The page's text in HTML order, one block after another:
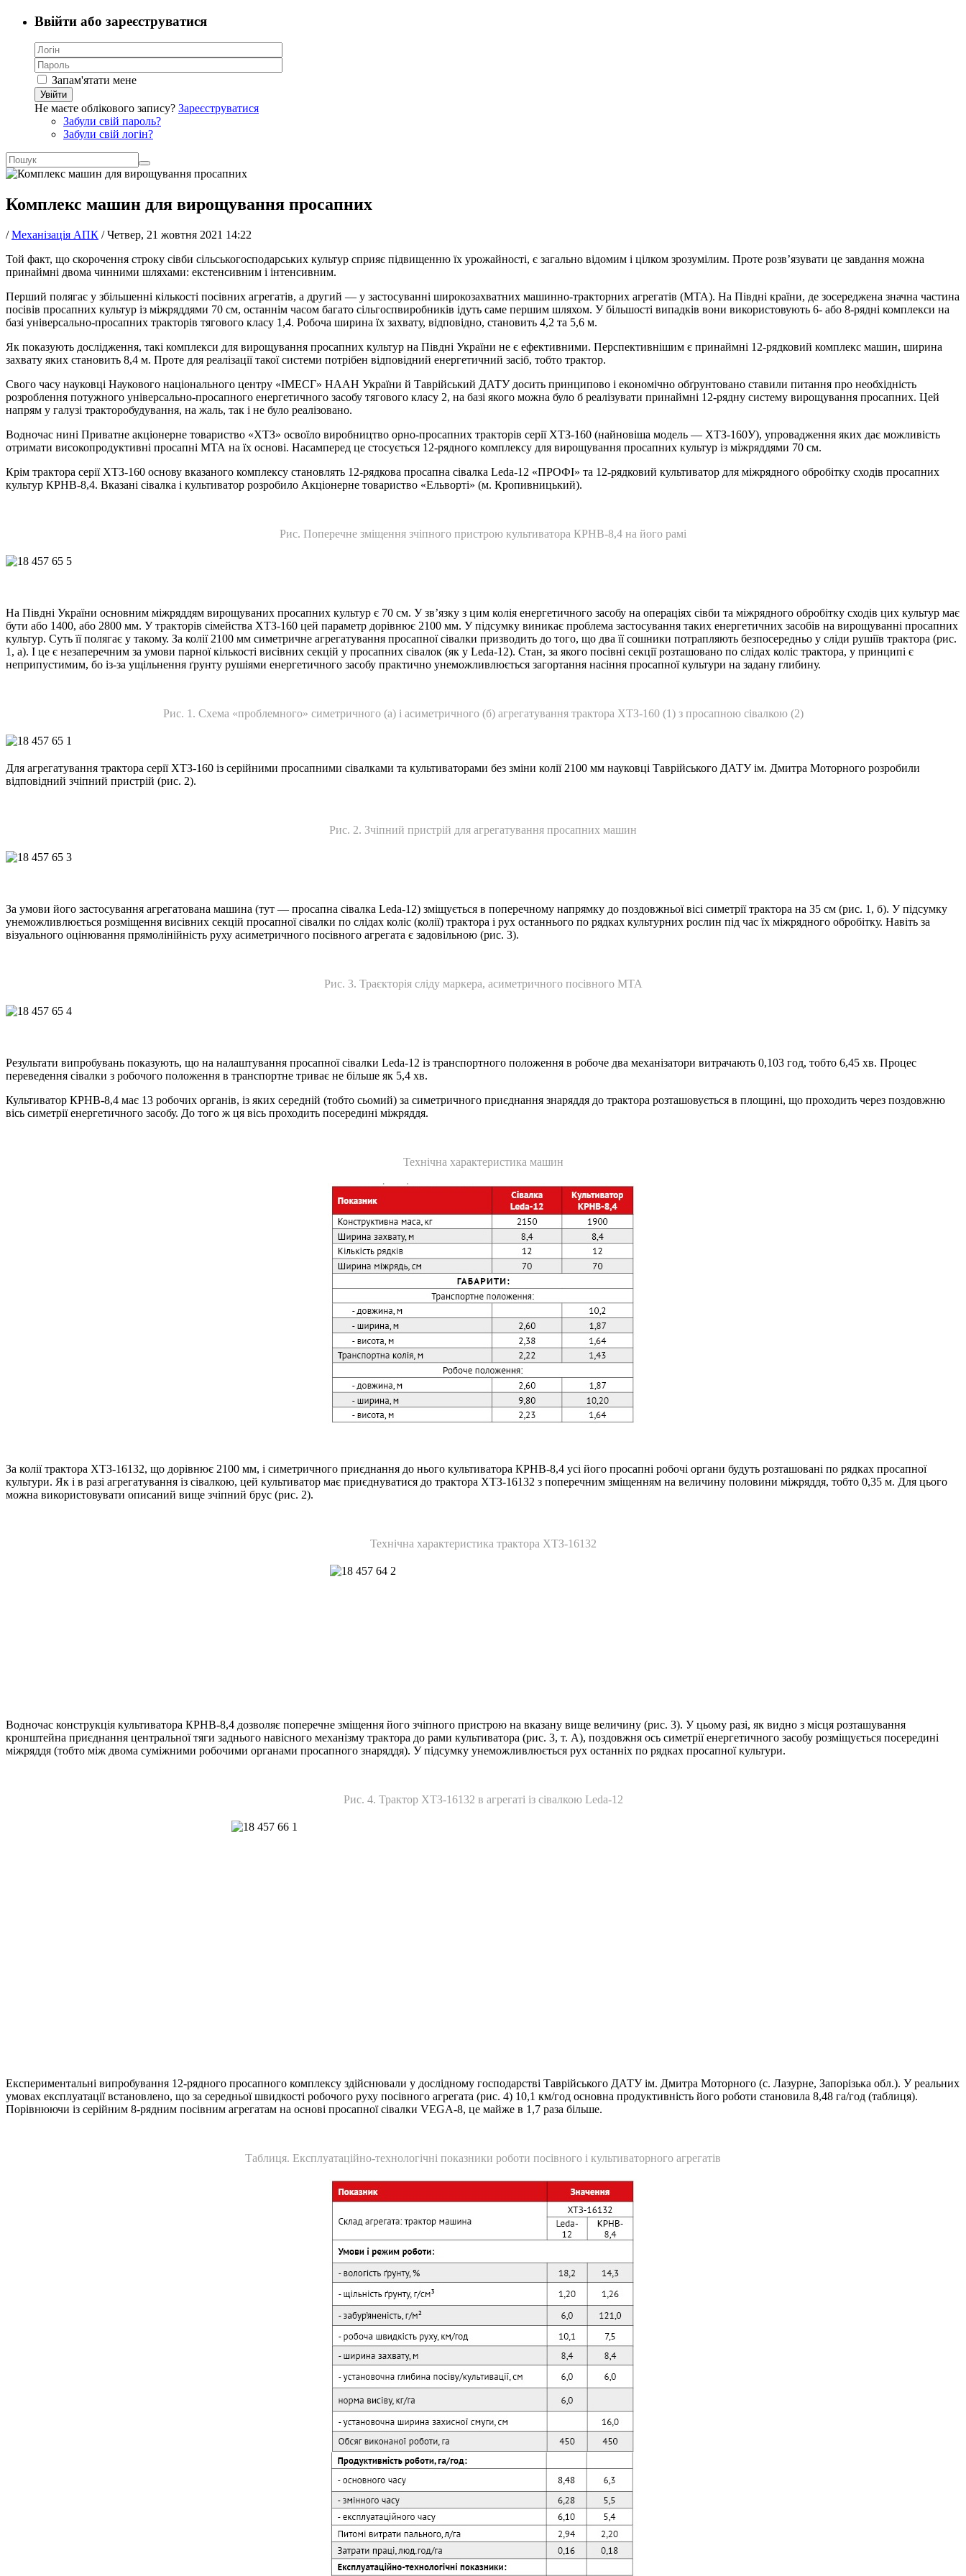
Ввійти або зареєструватися
Запам'ятати мене
Увійти
Не маєте облікового запису? Зареєструватися
Забули свій пароль?
Забули свій логін?
Комплекс машин для вирощування просапних
/ Механізація АПК /Четвер, 21 жовтня 2021 14:22
Той факт, що скорочення строку сівби сільськогосподарських культур сприяє підвищенню їх урожайності, є загально відомим і цілком зрозумілим. Проте розв’язувати це завдання можна
принаймні двома чинними шляхами: екстенсивним і інтенсивним.
Перший полягає у збільшенні кількості посівних агрегатів, а другий — у застосуванні широкозахватних машинно-тракторних агрегатів (МТА). На Півдні країни, де зосереджена значна частина
посівів просапних культур із міжряддями 70 см, останнім часом багато сільгоспвиробників ідуть саме першим шляхом. У більшості випадків вони використовують 6- або 8-рядні комплекси на
базі універсально-просапних тракторів тягового класу 1,4. Робоча ширина їх захвату, відповідно, становить 4,2 та 5,6 м.
Як показують дослідження, такі комплекси для вирощування просапних культур на Півдні України не є ефективними. Перспективнішим є принаймні 12-рядковий комплекс машин, ширина
захвату яких становить 8,4 м. Проте для реалізації такої системи потрібен відповідний енергетичний засіб, тобто трактор.
Свого часу науковці Наукового національного центру «ІМЕСГ» НААН України й Таврійський ДАТУ досить принципово і економічно обґрунтовано ставили питання про необхідність
розроблення потужного універсально-просапного енергетичного засобу тягового класу 2, на базі якого можна було б реалізувати принаймні 12-рядну систему вирощування просапних. Цей
напрям у галузі тракторобудування, на жаль, так і не було реалізовано.
Водночас нині Приватне акціонерне товариство «ХТЗ» освоїло виробництво орно-просапних тракторів серії ХТЗ-160 (найновіша модель — ХТЗ-160У), упровадження яких дає можливість
отримати високопродуктивні просапні МТА на їх основі. Насамперед це стосується 12-рядного комплексу для вирощування просапних культур із міжряддями 70 см.
Крім трактора серії ХТЗ-160 основу вказаного комплексу становлять 12-рядкова просапна сівалка Leda-12 «ПРОФІ» та 12-рядковий культиватор для міжрядного обробітку сходів просапних
культур КРНВ-8,4. Вказані сівалка і культиватор розробило Акціонерне товариство «Ельворті» (м. Кропивницький).
Рис. Поперечне зміщення зчіпного пристрою культиватора КРНВ-8,4 на його рамі
На Півдні України основним міжряддям вирощуваних просапних культур є 70 см. У зв’язку з цим колія енергетичного засобу на операціях сівби та міжрядного обробітку сходів цих культур має
бути або 1400, або 2800 мм. У тракторів сімейства ХТЗ-160 цей параметр дорівнює 2100 мм. У підсумку виникає проблема застосування таких енергетичних засобів на вирощуванні просапних
культур. Суть її полягає у такому. За колії 2100 мм симетричне агрегатування просапної сівалки призводить до того, що два її сошники потрапляють безпосередньо у сліди рушіїв трактора (рис.
1, а). І це є незаперечним за умови парної кількості висівних секцій у просапних сівалок (як у Leda-12). Стан, за якого посівні секції розташовано по слідах коліс трактора, у принципі є
неприпустимим, бо із-за ущільнення ґрунту рушіями енергетичного засобу практично унеможливлюється загортання насіння просапної культури на задану глибину.
Рис. 1. Схема «проблемного» симетричного (а) і асиметричного (б) агрегатування трактора ХТЗ-160 (1) з просапною сівалкою (2)
Для агрегатування трактора серії ХТЗ-160 із серійними просапними сівалками та культиваторами без зміни колії 2100 мм науковці Таврійського ДАТУ ім. Дмитра Моторного розробили
відповідний зчіпний пристрій (рис. 2).
Рис. 2. Зчіпний пристрій для агрегатування просапних машин
За умови його застосування агрегатована машина (тут — просапна сівалка Leda-12) зміщується в поперечному напрямку до поздовжньої вісі симетрії трактора на 35 см (рис. 1, б). У підсумку
унеможливлюється розміщення висівних секцій просапної сівалки по слідах коліс (колії) трактора і рух останнього по рядках культурних рослин під час їх міжрядного обробітку. Навіть за
візуального оцінювання прямолінійність руху асиметричного посівного агрегата є задовільною (рис. 3).
Рис. 3. Траєкторія сліду маркера, асиметричного посівного МТА
Результати випробувань показують, що на налаштування просапної сівалки Leda-12 із транспортного положення в робоче два механізатори витрачають 0,103 год, тобто 6,45 хв. Процес
переведення сівалки з робочого положення в транспортне триває не більше як 5,4 хв.
Культиватор КРНВ-8,4 має 13 робочих органів, із яких середній (тобто сьомий) за симетричного приєднання знаряддя до трактора розташовується в площині, що проходить через поздовжню
вісь симетрії енергетичного засобу. До того ж ця вісь проходить посередині міжряддя.
Технічна характеристика машин
За колії трактора ХТЗ-16132, що дорівнює 2100 мм, і симетричного приєднання до нього культиватора КРНВ-8,4 усі його просапні робочі органи будуть розташовані по рядках просапної
культури. Як і в разі агрегатування із сівалкою, цей культиватор має приєднуватися до трактора ХТЗ-16132 з поперечним зміщенням на величину половини міжряддя, тобто 0,35 м. Для цього
можна використовувати описаний вище зчіпний брус (рис. 2).
Технічна характеристика трактора ХТЗ-16132
Водночас конструкція культиватора КРНВ-8,4 дозволяє поперечне зміщення його зчіпного пристрою на вказану вище величину (рис. 3). У цьому разі, як видно з місця розташування
кронштейна приєднання центральної тяги заднього навісного механізму трактора до рами культиватора (рис. 3, т. А), поздовжня ось симетрії енергетичного засобу розміщується посередині
міжряддя (тобто між двома суміжними робочими органами просапного знаряддя). У підсумку унеможливлюється рух останніх по рядках просапної культури.
Рис. 4. Трактор ХТЗ-16132 в агрегаті із сівалкою Leda-12
Експериментальні випробування 12-рядного просапного комплексу здійснювали у дослідному господарстві Таврійського ДАТУ ім. Дмитра Моторного (с. Лазурне, Запорізька обл.). У реальних
умовах експлуатації встановлено, що за середньої швидкості робочого руху посівного агрегата (рис. 4) 10,1 км/год основна продуктивність його роботи становила 8,48 га/год (таблиця).
Порівнюючи із серійним 8-рядним посівним агрегатам на основі просапної сівалки VEGA-8, це майже в 1,7 раза більше.
Таблиця. Експлуатаційно-технологічні показники роботи посівного і культиваторного агрегатів